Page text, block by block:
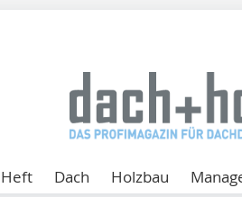
Dach Holzbau